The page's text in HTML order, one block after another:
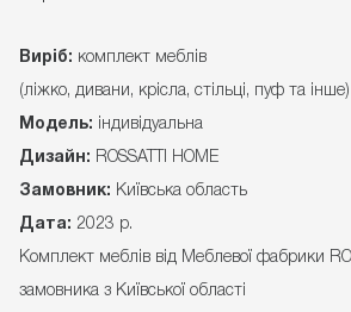
Виріб: комплект меблів
(ліжко, дивани, крісла, стільці, пуф та інше)
Модель: індивідуальна
Дизайн: ROSSATTI HOME
Замовник: Київська область
Дата: 2023 р.
Комплект меблів від Меблевої фабрики
замовника з Київської області